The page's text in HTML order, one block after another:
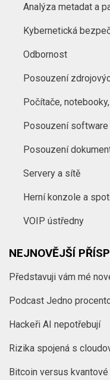
Analýza metadat a
Kybernetická
Odbornost
Posouzení
Počítače,
Posouzení software
Posouzení
Servery a sítě
Herní konzole a
VOIP ústředny
NEJNOVĚJŠÍ
Představuji vám mé
Podcast Jedno
Hackeři AI nepotřebují
Rizika spojená s
Bitcoin versus